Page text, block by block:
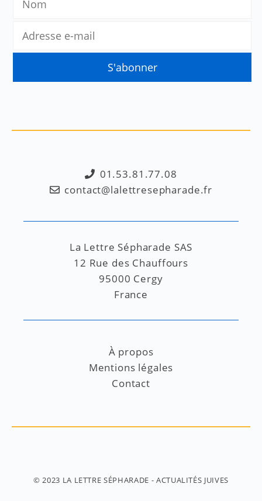
01.53.81.77.08
contact@lalettresepharade.fr
La Lettre Sépharade SAS
12 Rue des Chauffours
95000 Cergy
France
À propos
Mentions légales
Contact
© 2023 LA LETTRE SÉPHARADE - ACTUALITÉS JUIVES